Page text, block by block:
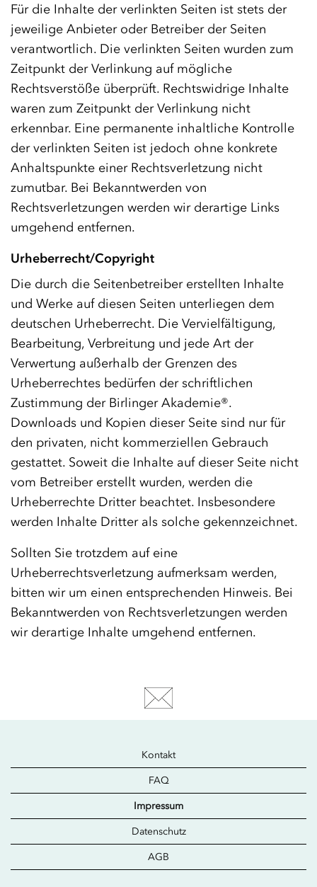
Für die Inhalte der verlinkten Seiten ist stets der
jeweilige Anbieter oder Betreiber der Seiten
verantwortlich. Die verlinkten Seiten wurden zum
Zeitpunkt der Verlinkung auf mögliche
Rechtsverstöße überprüft. Rechtswidrige Inhalte
waren zum Zeitpunkt der Verlinkung nicht
erkennbar. Eine permanente inhaltliche Kontrolle
der verlinkten Seiten ist jedoch ohne konkrete
Anhaltspunkte einer Rechtsverletzung nicht
zumutbar. Bei Bekanntwerden von
Rechtsverletzungen werden wir derartige Links
umgehend entfernen.
Urheberrecht/Copyright
Die durch die Seitenbetreiber erstellten Inhalte
und Werke auf diesen Seiten unterliegen dem
deutschen Urheberrecht. Die Vervielfältigung,
Bearbeitung, Verbreitung und jede Art der
Verwertung außerhalb der Grenzen des
Urheberrechtes bedürfen der schriftlichen
Zustimmung der Birlinger Akademie®.
Downloads und Kopien dieser Seite sind nur für
den privaten, nicht kommerziellen Gebrauch
gestattet. Soweit die Inhalte auf dieser Seite nicht
vom Betreiber erstellt wurden, werden die
Urheberrechte Dritter beachtet. Insbesondere
werden Inhalte Dritter als solche gekennzeichnet.
Sollten Sie trotzdem auf eine
Urheberrechtsverletzung aufmerksam werden,
bitten wir um einen entsprechenden Hinweis. Bei
Bekanntwerden von Rechtsverletzungen werden
wir derartige Inhalte umgehend entfernen.
Kontakt
FAQ
Impressum
Datenschutz
AGB